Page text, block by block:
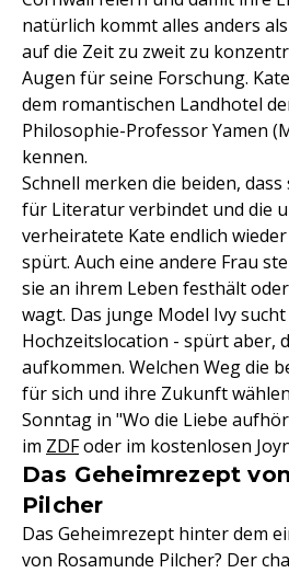
natürlich kommt alles anders
auf die Zeit zu zweit zu
Augen für seine Forschung.
dem romantischen Landhotel
Philosophie-Professor Yamen
kennen.
Schnell merken die beiden,
für Literatur verbindet und die
verheiratete Kate endlich
spürt. Auch eine andere Frau
sie an ihrem Leben festhält
wagt. Das junge Model Ivy
Hochzeitslocation - spürt aber,
aufkommen. Welchen Weg die
für sich und ihre Zukunft
Sonntag in "Wo die Liebe
im ZDFoder im kostenlosen
Das Geheimrezept
Pilcher
Das Geheimrezept hinter dem
von Rosamunde Pilcher? Der